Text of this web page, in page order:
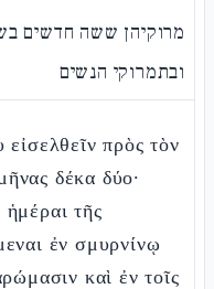
מרוקיהן ששה חדשים
ובתמרוקי הנשים
πρὸς τὸν
δέκα δύο·
τῆς
ἐν σμυρνίνῳ
καὶ ἐν τοῖς